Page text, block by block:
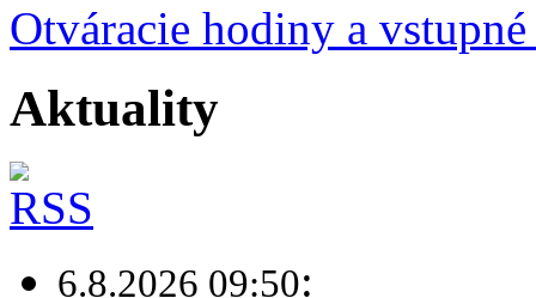
Otváracie hodiny a
Aktuality
6.8.2026 09:50: